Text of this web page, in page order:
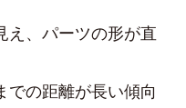
え、パーツの形が直
での距離が長い傾向